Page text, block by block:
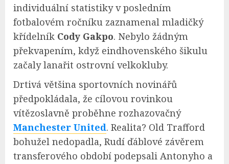
individuální statistiky v posledním
fotbalovém ročníku zaznamenal mladičký
křídelník Cody Gakpo. Nebylo žádným
překvapením, když eindhovenského šikulu
začaly lanařit ostrovní velkokluby.
Drtivá většina sportovních novinářů
předpokládala, že cílovou rovinkou
vítězoslavně proběhne rozhazovačný
Manchester United. Realita? Old Trafford
bohužel nedopadla, Rudí ďáblové závěrem
transferového období podepsali Antonyho a